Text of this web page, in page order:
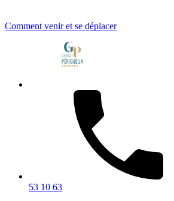
Comment venir et se déplacer
53 10 63